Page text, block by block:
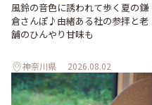
風鈴の音色に誘われて歩く夏の鎌
倉さんぽ♪由緒ある社の参拝と老
舗のひんやり甘味も
神奈川県 2026.08.02